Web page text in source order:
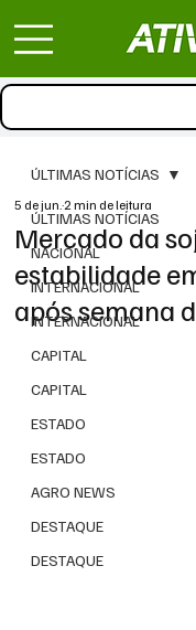
ÚLTIMAS NOTÍCIAS
NACIONAL
INTERNACIONAL
INTERNACIONAL
CAPITAL
CAPITAL
ESTADO
ESTADO
AGRO NEWS
DESTAQUE
DESTAQUE
ÚLTIMAS NOTÍCIAS
Mercado da
estabilidade
após semana
5 de jun.2 min de leitura